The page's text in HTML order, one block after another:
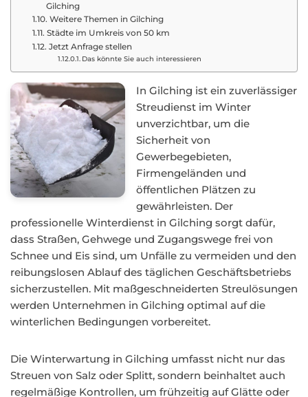
Gilching
Weitere Themen in Gilching
Städte im Umkreis von 50 km
Jetzt Anfrage stellen
Das könnte Sie auch interessieren
In Gilching ist ein zuverlässiger
Streudienst im Winter
unverzichtbar, um die
Sicherheit von
Gewerbegebieten,
Firmengeländen und
öffentlichen Plätzen zu
gewährleisten. Der
professionelle Winterdienst in Gilching sorgt dafür,
dass Straßen, Gehwege und Zugangswege frei von
Schnee und Eis sind, um Unfälle zu vermeiden und den
reibungslosen Ablauf des täglichen Geschäftsbetriebs
sicherzustellen. Mit maßgeschneiderten Streulösungen
werden Unternehmen in Gilching optimal auf die
winterlichen Bedingungen vorbereitet.
Die Winterwartung in Gilching umfasst nicht nur das
Streuen von Salz oder Splitt, sondern beinhaltet auch
regelmäßige Kontrollen, um frühzeitig auf Glätte oder